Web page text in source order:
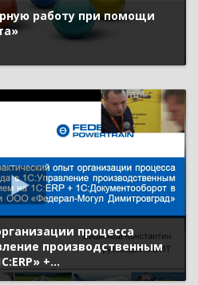
работу при помощи
процесса
производственным
+
в компании «Федерал-